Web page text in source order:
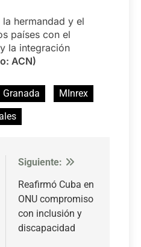
hermandad y el
países con el
la integración
ACN)
Granada
MInrex
Siguiente:
Reafirmó Cuba en
ONU compromiso
con inclusión y
discapacidad